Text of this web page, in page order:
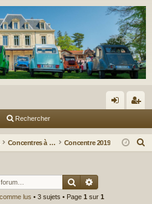
ne nr
Rechercher
Concentres à Sathonay Concentre 2019
Rechercher
Recherche
lus • 3 sujets • Page 1 sur 1